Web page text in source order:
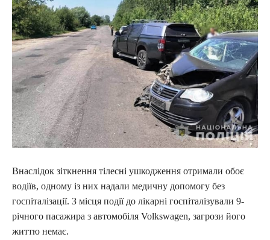
Внаслідок зіткнення тілесні ушкодження отримали обоє
водіїв, одному із них надали медичну допомогу без
госпіталізації. З місця події до лікарні госпіталізували 9-
річного пасажира з автомобіля Volkswagen, загрози його
життю немає.